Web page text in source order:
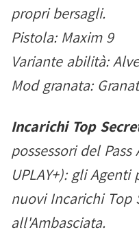
propri bersagli.
Pistola: Maxim 9
Variante abilità:
Mod granata:
Incarichi Top
possessori del
UPLAY+): gli
nuovi Incarichi Top
all'Ambasciata.